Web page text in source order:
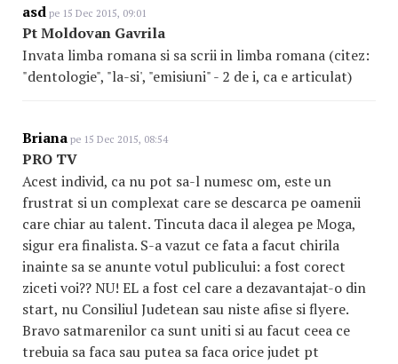
asd pe 15 Dec 2015, 09:01
Pt Moldovan Gavrila
Invata limba romana si sa scrii in limba romana (citez:
"dentologie", "la-si', "emisiuni" - 2 de i, ca e articulat)
Briana pe 15 Dec 2015, 08:54
PRO TV
Acest individ, ca nu pot sa-l numesc om, este un
frustrat si un complexat care se descarca pe oamenii
care chiar au talent. Tincuta daca il alegea pe Moga,
sigur era finalista. S-a vazut ce fata a facut chirila
inainte sa se anunte votul publicului: a fost corect
ziceti voi?? NU! EL a fost cel care a dezavantajat-o din
start, nu Consiliul Judetean sau niste afise si flyere.
Bravo satmarenilor ca sunt uniti si au facut ceea ce
trebuia sa faca sau putea sa faca orice judet pt